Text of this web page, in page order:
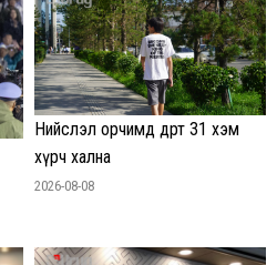
Нийслэл орчимд өдөртөө 31 хэм
хүрч хална
2026-08-08